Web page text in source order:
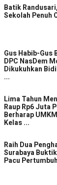
Batik
Sekolah Penuh
Gus Habib-Gus
DPC NasDem
Dikukuhkan
...
Lima Tahun
Raup Rp6 Juta
Berharap
Kelas ...
Raih Dua
Surabaya
Pacu